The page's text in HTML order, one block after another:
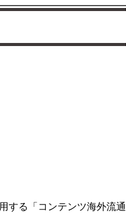
する「コンテンツ海外流通